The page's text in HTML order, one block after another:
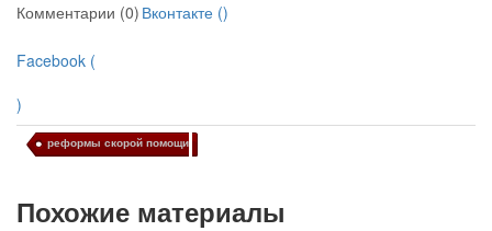
Комментарии (0) Вконтакте ()
Facebook (
)
реформы скорой помощи
Похожие материалы